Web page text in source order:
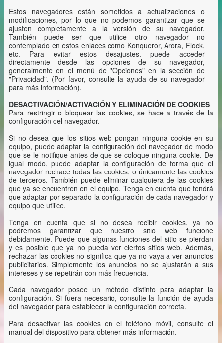
Estos navegadores están sometidos a actualizaciones o
modificaciones, por lo que no podemos garantizar que se
ajusten completamente a la versión de su navegador.
También puede ser que utilice otro navegador no
contemplado en estos enlaces como Konqueror, Arora, Flock,
etc. Para evitar estos desajustes, puede acceder
directamente desde las opciones de su navegador,
generalmente en el menú de "Opciones" en la sección de
"Privacidad". (Por favor, consulte la ayuda de su navegador
para más información).
DESACTIVACIÓN/ACTIVACIÓN Y ELIMINACIÓN DE COOKIES
Para restringir o bloquear las cookies, se hace a través de la
configuración del navegador.
Si no desea que los sitios web pongan ninguna cookie en su
equipo, puede adaptar la configuración del navegador de modo
que se le notifique antes de que se coloque ninguna cookie. De
igual modo, puede adaptar la configuración de forma que el
navegador rechace todas las cookies, o únicamente las cookies
de terceros. También puede eliminar cualquiera de las cookies
que ya se encuentren en el equipo. Tenga en cuenta que tendrá
que adaptar por separado la configuración de cada navegador y
equipo que utilice.
Tenga en cuenta que si no desea recibir cookies, ya no
podremos garantizar que nuestro sitio web funcione
debidamente. Puede que algunas funciones del sitio se pierdan
y es posible que ya no pueda ver ciertos sitios web. Además,
rechazar las cookies no significa que ya no vaya a ver anuncios
publicitarios. Simplemente los anuncios no se ajustarán a sus
intereses y se repetirán con más frecuencia.
Cada navegador posee un método distinto para adaptar la
configuración. Si fuera necesario, consulte la función de ayuda
del navegador para establecer la configuración correcta.
Para desactivar las cookies en el teléfono móvil, consulte el
manual del dispositivo para obtener más información.